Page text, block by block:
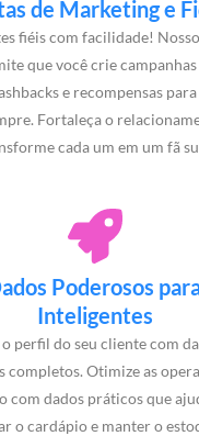
de Marketing e
fiéis com facilidade!
que você crie
e recompensas
Fortaleça o
cada um em um fã
Poderosos
Inteligentes
perfil do seu cliente com
completos. Otimize as
com dados práticos que
o cardápio e manter o